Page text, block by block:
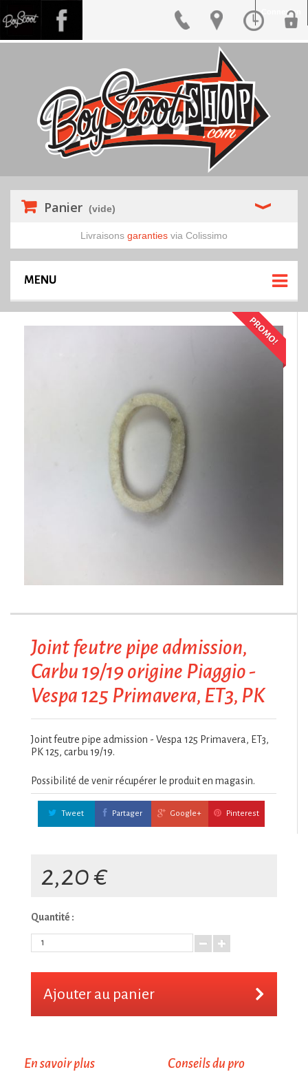
Connexion
Panier (vide)
Livraisons garanties via Colissimo
MENU
PROMO!
Joint feutre pipe admission,
Carbu 19/19 origine Piaggio -
Vespa 125 Primavera, ET3, PK
Joint feutre pipe admission - Vespa 125 Primavera, ET3,
PK 125, carbu 19/19.
Possibilité de venir récupérer le produit en magasin.
Tweet Partager Google+ Pinterest
2,20 €
Quantité :
Ajouter au panier
En savoir plus Conseils du pro